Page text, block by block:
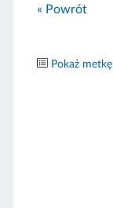
« Powrót
Pokaż metkę